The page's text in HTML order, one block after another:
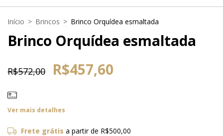
Início > Brincos > Brinco Orquídea esmaltada
Brinco Orquídea esmaltada
R$572,00 R$457,60
Ver mais detalhes
Frete grátis a partir de R$500,00